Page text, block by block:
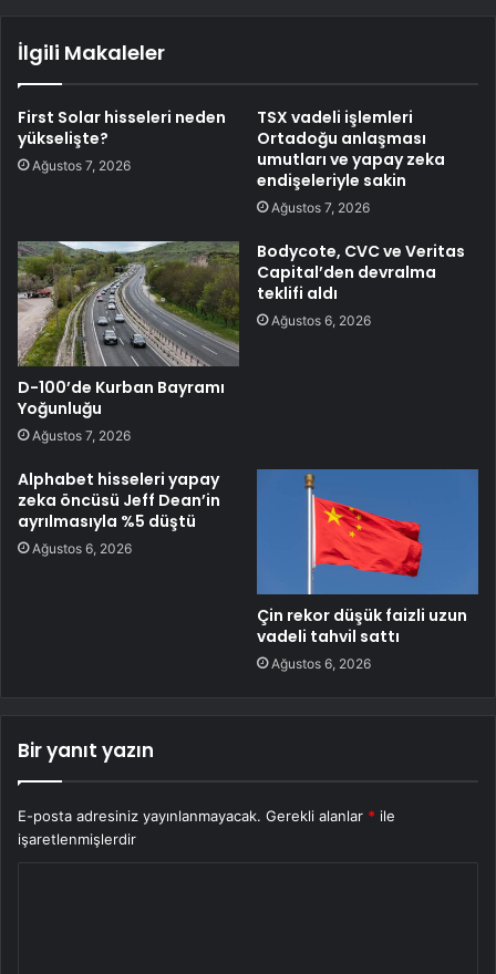
İlgili Makaleler
First Solar hisseleri neden
yükselişte?
Ağustos 7, 2026
TSX vadeli işlemleri
Ortadoğu anlaşması
umutları ve yapay zeka
endişeleriyle sakin
Ağustos 7, 2026
D-100’de Kurban Bayramı
Yoğunluğu
Ağustos 7, 2026
Bodycote, CVC ve Veritas
Capital’den devralma
teklifi aldı
Ağustos 6, 2026
Alphabet hisseleri yapay
zeka öncüsü Jeff Dean’in
ayrılmasıyla %5 düştü
Ağustos 6, 2026
Çin rekor düşük faizli uzun
vadeli tahvil sattı
Ağustos 6, 2026
Bir yanıt yazın
E-posta adresiniz yayınlanmayacak. Gerekli alanlar * ile
işaretlenmişlerdir